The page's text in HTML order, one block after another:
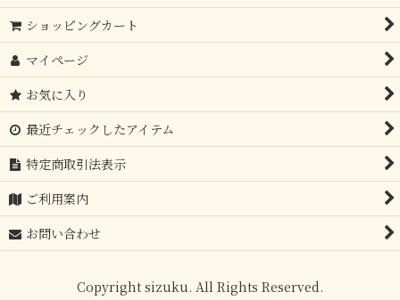
ショッピングカート
マイページ
お気に入り
最近チェックしたアイテム
特定商取引法表示
ご利用案内
お問い合わせ
Copyright sizuku. All Rights Reserved.